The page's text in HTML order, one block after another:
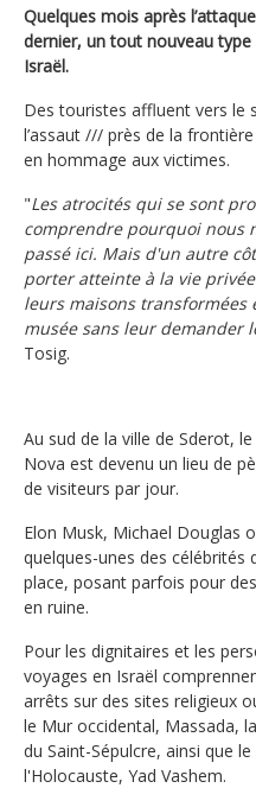
Quelques mois après
dernier, un tout nouveau
Israël.
Des touristes affluent vers le
l’assaut /// près de la
en hommage aux victimes.
"Les atrocités qui se sont
comprendre pourquoi nous
passé ici. Mais d'un autre
porter atteinte à la vie
leurs maisons
musée sans leur demander
Tosig.
Au sud de la ville de Sderot,
Nova est devenu un lieu de
de visiteurs par jour.
Elon Musk, Michael Douglas
quelques-unes des célébrités
place, posant parfois pour
en ruine.
Pour les dignitaires et les
voyages en Israël
arrêts sur des sites religieux
le Mur occidental, Massada,
du Saint-Sépulcre, ainsi que
l'Holocauste, Yad Vashem.